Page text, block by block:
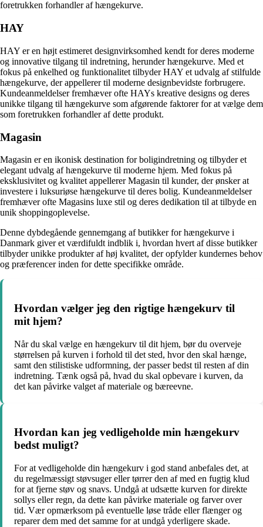
foretrukken forhandler af hængekurve.
HAY
HAY er en højt estimeret designvirksomhed kendt for deres moderne
og innovative tilgang til indretning, herunder hængekurve. Med et
fokus på enkelhed og funktionalitet tilbyder HAY et udvalg af stilfulde
hængekurve, der appellerer til moderne designbevidste forbrugere.
Kundeanmeldelser fremhæver ofte HAYs kreative designs og deres
unikke tilgang til hængekurve som afgørende faktorer for at vælge dem
som foretrukken forhandler af dette produkt.
Magasin
Magasin er en ikonisk destination for boligindretning og tilbyder et
elegant udvalg af hængekurve til moderne hjem. Med fokus på
eksklusivitet og kvalitet appellerer Magasin til kunder, der ønsker at
investere i luksuriøse hængekurve til deres bolig. Kundeanmeldelser
fremhæver ofte Magasins luxe stil og deres dedikation til at tilbyde en
unik shoppingoplevelse.
Denne dybdegående gennemgang af butikker for hængekurve i
Danmark giver et værdifuldt indblik i, hvordan hvert af disse butikker
tilbyder unikke produkter af høj kvalitet, der opfylder kundernes behov
og præferencer inden for dette specifikke område.
Hvordan vælger jeg den rigtige hængekurv til
mit hjem?
Når du skal vælge en hængekurv til dit hjem, bør du overveje
størrelsen på kurven i forhold til det sted, hvor den skal hænge,
samt den stilistiske udformning, der passer bedst til resten af din
indretning. Tænk også på, hvad du skal opbevare i kurven, da
det kan påvirke valget af materiale og bæreevne.
Hvordan kan jeg vedligeholde min hængekurv
bedst muligt?
For at vedligeholde din hængekurv i god stand anbefales det, at
du regelmæssigt støvsuger eller tørrer den af med en fugtig klud
for at fjerne støv og snavs. Undgå at udsætte kurven for direkte
sollys eller regn, da dette kan påvirke materiale og farver over
tid. Vær opmærksom på eventuelle løse tråde eller flænger og
reparer dem med det samme for at undgå yderligere skade.